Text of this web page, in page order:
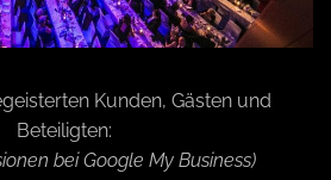
Kunden, Gästen und
Beteiligten:
bei Google My Business)